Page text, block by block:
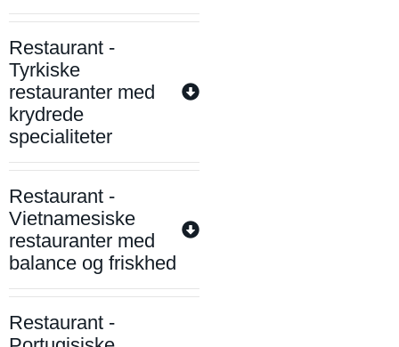
Restaurant -
Tyrkiske
restauranter med
krydrede
specialiteter
Restaurant -
Vietnamesiske
restauranter med
balance og friskhed
Restaurant -